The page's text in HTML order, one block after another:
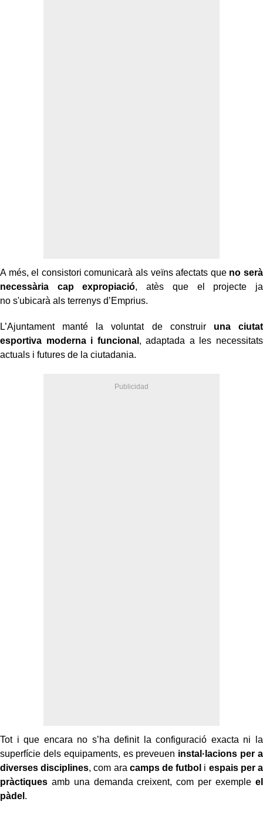
A més, el consistori comunicarà als veïns afectats que no serà
necessària cap expropiació, atès que el projecte ja
no s'ubicarà als terrenys d’Emprius.
L’Ajuntament manté la voluntat de construir una ciutat
esportiva moderna i funcional , adaptada a les necessitats
actuals i futures de la ciutadania.
Tot i que encara no s’ha definit la configuració exacta ni la
superfície dels equipaments, es preveuen instal·lacions per a
diverses disciplines, com ara camps de futbol i espais per a
pràctiques amb una demanda creixent, com per exemple el
pàdel .